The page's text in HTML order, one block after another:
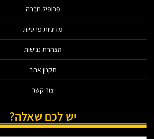
פרופיל חברה
מדיניות פרטיות
הצהרת נגישות
תקנון אתר
צור קשר
יש לכם שאלה?